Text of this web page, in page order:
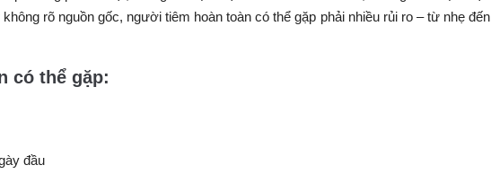
rõ nguồn gốc, người tiêm hoàn toàn có thể gặp phải nhiều rủi ro – từ nhẹ đến
có thể gặp:
đầu